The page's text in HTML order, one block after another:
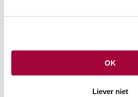
OK
Liever niet